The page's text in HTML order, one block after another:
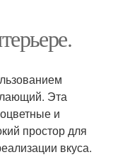
Эта
и
простор для
вкуса.